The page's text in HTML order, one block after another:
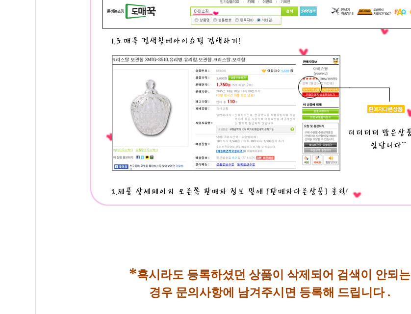
*혹시라도 등록하셨던 상품이 삭제되어 검색이 안되는
경우 문의사항에 남겨주시면 등록해 드립니다 .